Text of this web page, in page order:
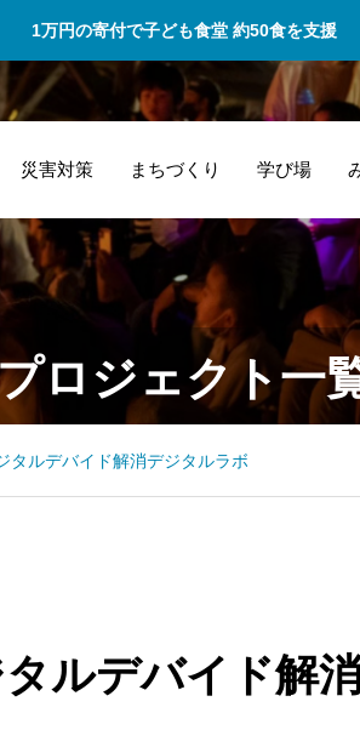
1万円の寄付で子ども食堂 約50食を支援
災害対策 まちづくり 学び場
私たち高校生がチ
ャレンジする場を
提供していただき
ロジェクト一
タルデバイド解消デジタルラボ
ルデバイド解